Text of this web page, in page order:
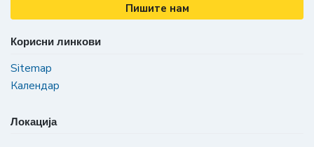
Пишите нам
Корисни линкови
Sitemap
Календар
Локација